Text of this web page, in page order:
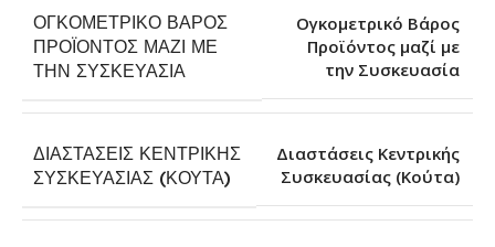
ΟΓΚΟΜΕΤΡΙΚΌ ΒΆΡΟΣ
ΠΡΟΪΌΝΤΟΣ ΜΑΖΊ ΜΕ
ΤΗΝ ΣΥΣΚΕΥΑΣΊΑ
Ογκομετρικό Βάρος
Προϊόντος μαζί με
την Συσκευασία
ΔΙΑΣΤΆΣΕΙΣ ΚΕΝΤΡΙΚΉΣ
ΣΥΣΚΕΥΑΣΊΑΣ (ΚΟΎΤΑ)
Διαστάσεις Κεντρικής
Συσκευασίας (Κούτα)